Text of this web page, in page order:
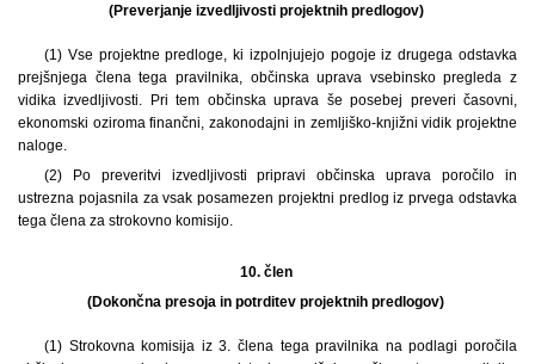
(Preverjanje izvedljivosti projektnih predlogov)
(1) Vse projektne predloge, ki izpolnjujejo pogoje iz drugega odstavka
prejšnjega člena tega pravilnika, občinska uprava vsebinsko pregleda z
vidika izvedljivosti. Pri tem občinska uprava še posebej preveri časovni,
ekonomski oziroma finančni, zakonodajni in zemljiško-knjižni vidik projektne
naloge.
(2) Po preveritvi izvedljivosti pripravi občinska uprava poročilo in
ustrezna pojasnila za vsak posamezen projektni predlog iz prvega odstavka
tega člena za strokovno komisijo.
10. člen
(Dokončna presoja in potrditev projektnih predlogov)
(1) Strokovna komisija iz 3. člena tega pravilnika na podlagi poročila